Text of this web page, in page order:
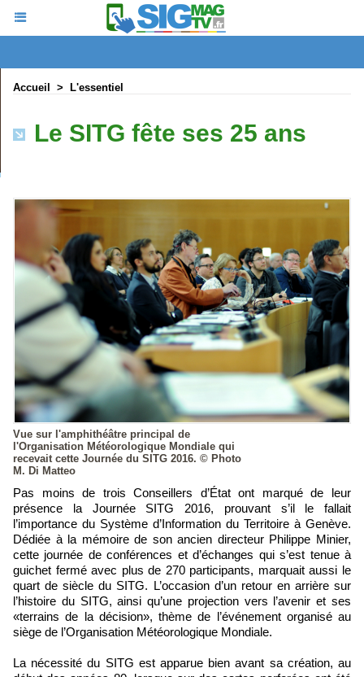
Accueil > L'essentiel
Le SITG fête ses 25 ans
Vue sur l'amphithéâtre principal de
l'Organisation Météorologique Mondiale qui
recevait cette Journée du SITG 2016. © Photo
M. Di Matteo
Pas moins de trois Conseillers d’État ont marqué de leur
présence la Journée SITG 2016, prouvant s’il le fallait
l’importance du Système d’Information du Territoire à Genève.
Dédiée à la mémoire de son ancien directeur Philippe Minier,
cette journée de conférences et d’échanges qui s’est tenue à
guichet fermé avec plus de 270 participants, marquait aussi le
quart de siècle du SITG. L’occasion d’un retour en arrière sur
l’histoire du SITG, ainsi qu’une projection vers l’avenir et ses
«terrains de la décision», thème de l’événement organisé au
siège de l’Organisation Météorologique Mondiale.
La nécessité du SITG est apparue bien avant sa création, au